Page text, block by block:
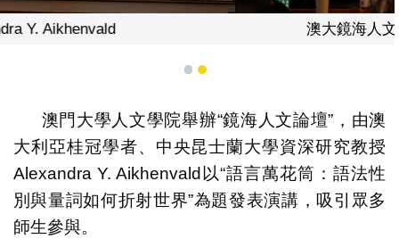
澳大鏡海人文論壇談語言如何折射世界
1 2
澳門大學人文學院舉辦“鏡海人文論壇”，由澳
大利亞桂冠學者、中央昆士蘭大學資深研究教授
Alexandra Y. Aikhenvald以“語言萬花筒：語法性
別與量詞如何折射世界”為題發表演講，吸引眾多
師生參與。